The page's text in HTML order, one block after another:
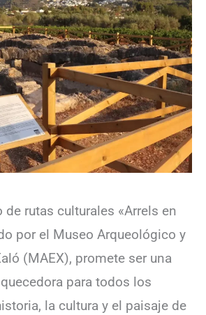
rutas culturales «Arrels en
por el Museo Arqueológico y
(MAEX), promete ser una
para todos los
la cultura y el paisaje de